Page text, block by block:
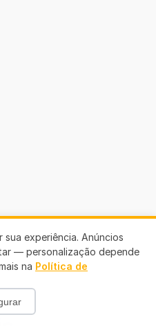
sua experiência. Anúncios
— personalização depende
na Política de